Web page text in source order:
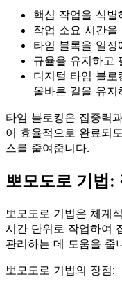
핵심 작업을 식별
작업 소요 시간을
타임 블록을 일정
규율을 유지하고
디지털 타임 블로
올바른 길을 유지
타임 블로킹은 집중력
이 효율적으로 완료되
스를 줄여줍니다.
뽀모도로 기법:
뽀모도로 기법은 체계
시간 단위로 작업하여
관리하는 데 도움을 줍
뽀모도로 기법의 장점: